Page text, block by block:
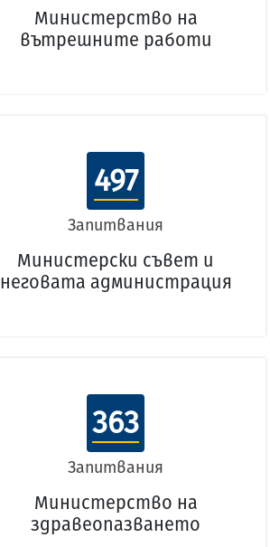
Министерство на
вътрешните работи
497
Запитвания
Министерски съвет и
неговата администрация
363
Запитвания
Министерство на
здравеопазването